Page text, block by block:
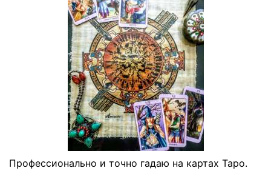
Профессионально и точно гадаю на картах Таро.